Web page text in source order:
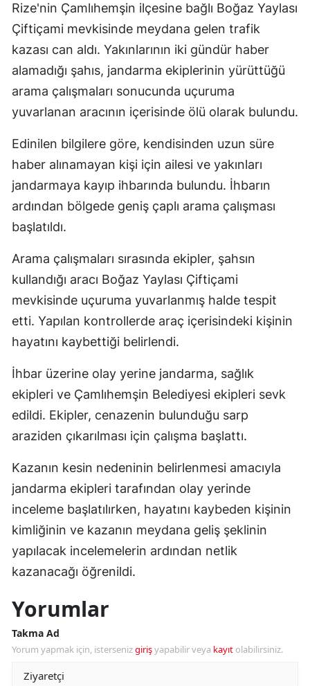
Rize'nin Çamlıhemşin ilçesine bağlı Boğaz Yaylası
Çiftiçami mevkisinde meydana gelen trafik
kazası can aldı. Yakınlarının iki gündür haber
alamadığı şahıs, jandarma ekiplerinin yürüttüğü
arama çalışmaları sonucunda uçuruma
yuvarlanan aracının içerisinde ölü olarak bulundu.
Edinilen bilgilere göre, kendisinden uzun süre
haber alınamayan kişi için ailesi ve yakınları
jandarmaya kayıp ihbarında bulundu. İhbarın
ardından bölgede geniş çaplı arama çalışması
başlatıldı.
Arama çalışmaları sırasında ekipler, şahsın
kullandığı aracı Boğaz Yaylası Çiftiçami
mevkisinde uçuruma yuvarlanmış halde tespit
etti. Yapılan kontrollerde araç içerisindeki kişinin
hayatını kaybettiği belirlendi.
İhbar üzerine olay yerine jandarma, sağlık
ekipleri ve Çamlıhemşin Belediyesi ekipleri sevk
edildi. Ekipler, cenazenin bulunduğu sarp
araziden çıkarılması için çalışma başlattı.
Kazanın kesin nedeninin belirlenmesi amacıyla
jandarma ekipleri tarafından olay yerinde
inceleme başlatılırken, hayatını kaybeden kişinin
kimliğinin ve kazanın meydana geliş şeklinin
yapılacak incelemelerin ardından netlik
kazanacağı öğrenildi.
Yorumlar
Takma Ad
Yorum yapmak için, istersenizgirişyapabilir veya kayıt olabilirsiniz.